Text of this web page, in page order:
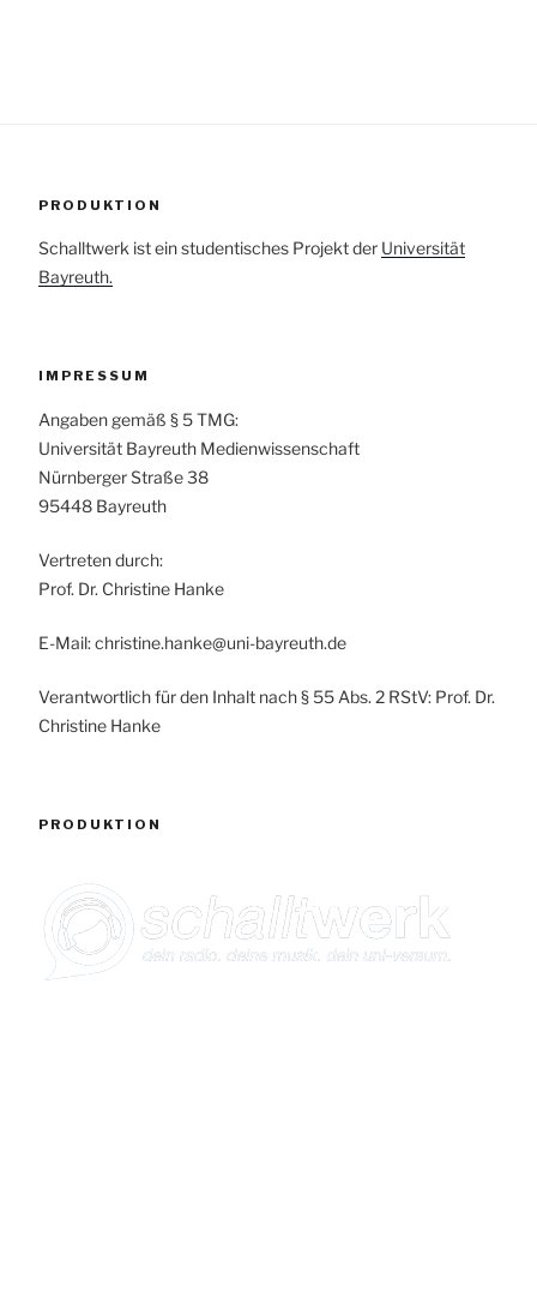
PRODUKTION
Schalltwerk ist ein studentisches Projekt der Universität
Bayreuth.
IMPRESSUM
Angaben gemäß § 5 TMG:
Universität Bayreuth Medienwissenschaft
Nürnberger Straße 38
95448 Bayreuth
Vertreten durch:
Prof. Dr. Christine Hanke
E-Mail: christine.hanke@uni-bayreuth.de
Verantwortlich für den Inhalt nach § 55 Abs. 2 RStV: Prof. Dr.
Christine Hanke
PRODUKTION